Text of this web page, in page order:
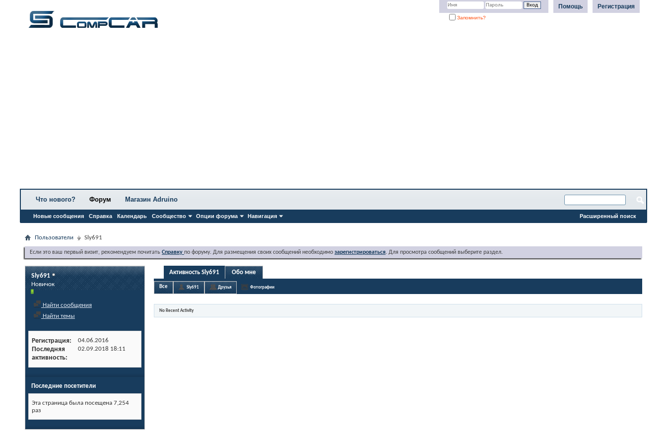
Регистрация
Помощь
Запомнить?
Что нового? Форум
Новые сообщения Справка Календарь Сообщество Опции форума Навигация
Магазин Adruino
Расширенный поиск
Пользователи Sly691
Если это ваш первый визит, рекомендуем почитать Справку по форуму. Для размещения своих сообщений необходимо зарегистрироваться. Для просмотра сообщений выберите раздел.
Sly691
Новичок
Найти сообщения
Найти темы
Регистрация 04.06.2016
Последняя
активность
02.09.2018 18:11
Последние посетители
Эта страница была посещена 7,254
раз
Активность Sly691 Обо мне
Все Sly691 Друзья Фотографии
No Recent Activity